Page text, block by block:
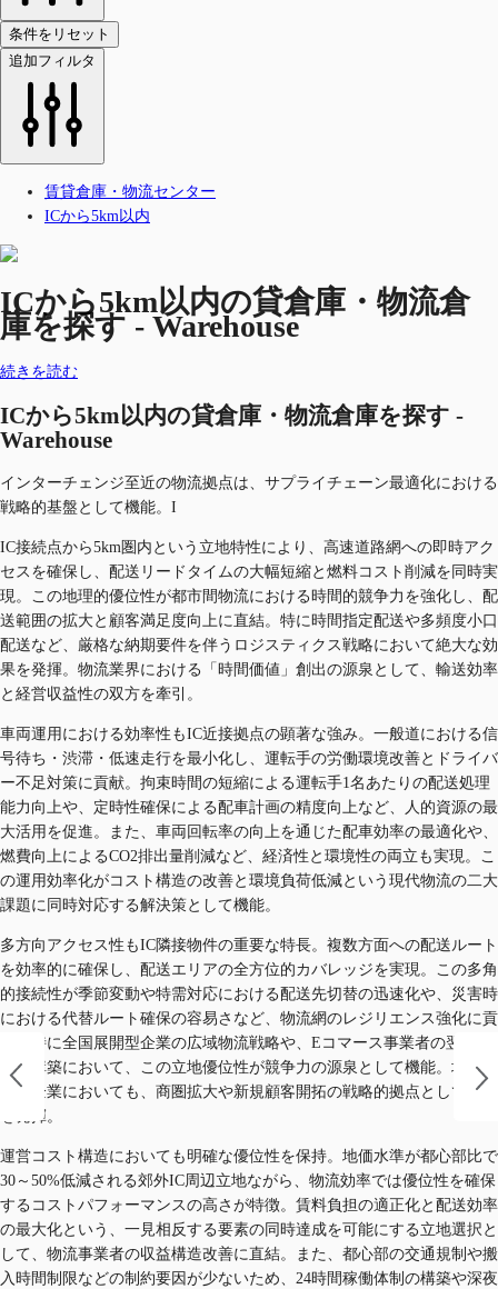
条件をリセット
追加フィルタ
賃貸倉庫・物流センター
ICから5km以内
ICから5km以内の貸倉庫・物流倉
庫を探す - Warehouse
続きを読む
ICから5km以内の貸倉庫・物流倉庫を探す -
Warehouse
インターチェンジ至近の物流拠点は、サプライチェーン最適化における
戦略的基盤として機能。I
IC接続点から5km圏内という立地特性により、高速道路網への即時アク
セスを確保し、配送リードタイムの大幅短縮と燃料コスト削減を同時実
現。この地理的優位性が都市間物流における時間的競争力を強化し、配
送範囲の拡大と顧客満足度向上に直結。特に時間指定配送や多頻度小口
配送など、厳格な納期要件を伴うロジスティクス戦略において絶大な効
果を発揮。物流業界における「時間価値」創出の源泉として、輸送効率
と経営収益性の双方を牽引。
車両運用における効率性もIC近接拠点の顕著な強み。一般道における信
号待ち・渋滞・低速走行を最小化し、運転手の労働環境改善とドライバ
ー不足対策に貢献。拘束時間の短縮による運転手1名あたりの配送処理
能力向上や、定時性確保による配車計画の精度向上など、人的資源の最
大活用を促進。また、車両回転率の向上を通じた配車効率の最適化や、
燃費向上によるCO2排出量削減など、経済性と環境性の両立も実現。こ
の運用効率化がコスト構造の改善と環境負荷低減という現代物流の二大
課題に同時対応する解決策として機能。
多方向アクセス性もIC隣接物件の重要な特長。複数方面への配送ルート
を効率的に確保し、配送エリアの全方位的カバレッジを実現。この多角
的接続性が季節変動や特需対応における配送先切替の迅速化や、災害時
における代替ルート確保の容易さなど、物流網のレジリエンス強化に貢
献。特に全国展開型企業の広域物流戦略や、Eコマース事業者の翌日配
送網構築において、この立地優位性が競争力の源泉として機能。地域密
着型企業においても、商圏拡大や新規顧客開拓の戦略的拠点として価値
を発揮。
運営コスト構造においても明確な優位性を保持。地価水準が都心部比で
30～50%低減される郊外IC周辺立地ながら、物流効率では優位性を確保
するコストパフォーマンスの高さが特徴。賃料負担の適正化と配送効率
の最大化という、一見相反する要素の同時達成を可能にする立地選択と
して、物流事業者の収益構造改善に直結。また、都心部の交通規制や搬
入時間制限などの制約要因が少ないため、24時間稼働体制の構築や深夜